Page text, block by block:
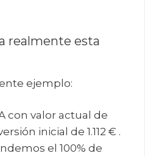
realmente esta
ejemplo:
con valor actual de
inicial de 1.112 € .
el 100% de